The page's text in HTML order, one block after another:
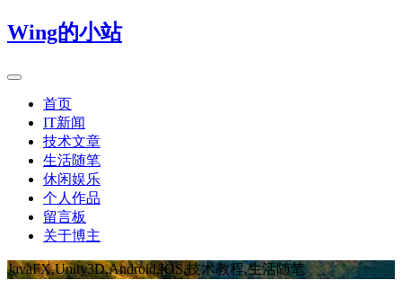
Wing的小站
首页
IT新闻
技术文章
生活随笔
休闲娱乐
个人作品
留言板
关于博主
JavaFX,Unity3D,Android,IOS,技术教程,生活随笔